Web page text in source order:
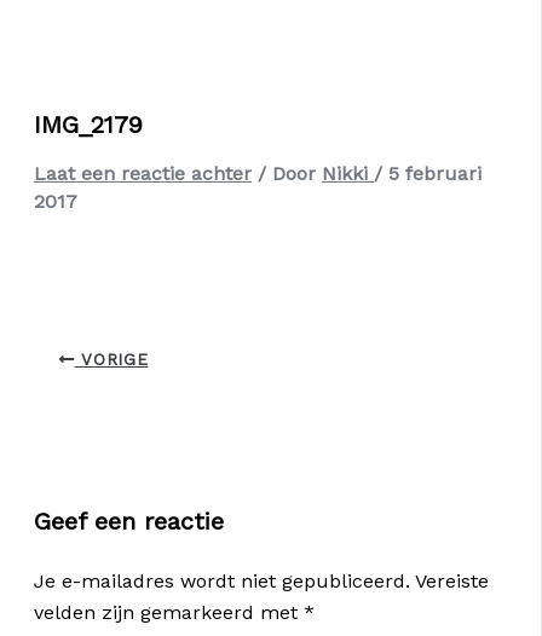
IMG_2179
Laat een reactie achter / Door Nikki / 5 februari
2017
VORIGE
Geef een reactie
Je e-mailadres wordt niet gepubliceerd. Vereiste
velden zijn gemarkeerd met *